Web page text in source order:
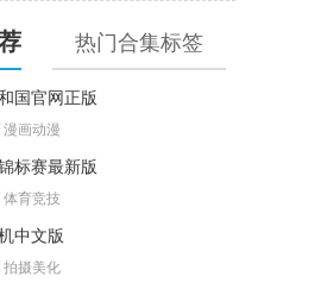
热门合集标签
国官网正版
漫画动漫
标赛最新版
体育竞技
中文版
拍摄美化